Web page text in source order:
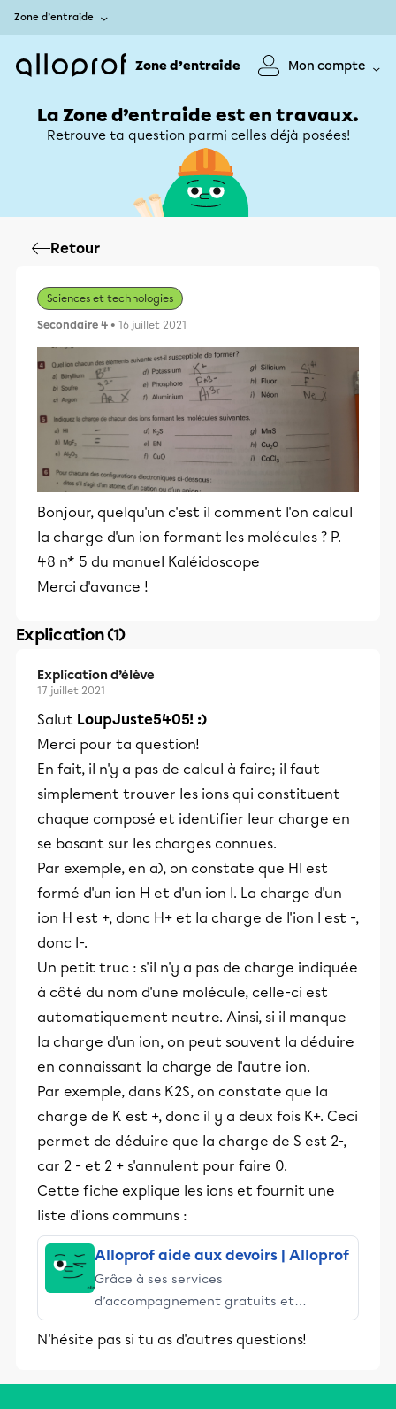
Zone d’entraide
Zone d’entraide Mon compte
La Zone d’entraide est en travaux.
Retrouve ta question parmi celles déjà posées!
Retour
Sciences et technologies
Secondaire 4 • 16 juillet 2021
Bonjour, quelqu'un c'est il comment l'on calcul
la charge d'un ion formant les molécules ? P.
48 n* 5 du manuel Kaléidoscope
Merci d'avance !
Explication (1)
Explication d’élève
17 juillet 2021
Salut LoupJuste5405! :)
Merci pour ta question!
En fait, il n'y a pas de calcul à faire; il faut
simplement trouver les ions qui constituent
chaque composé et identifier leur charge en
se basant sur les charges connues.
Par exemple, en a), on constate que HI est
formé d'un ion H et d'un ion I. La charge d'un
ion H est +, donc H+ et la charge de l'ion I est -,
donc I-.
Un petit truc : s'il n'y a pas de charge indiquée
à côté du nom d'une molécule, celle-ci est
automatiquement neutre. Ainsi, si il manque
la charge d'un ion, on peut souvent la déduire
en connaissant la charge de l'autre ion.
Par exemple, dans K2S, on constate que la
charge de K est +, donc il y a deux fois K+. Ceci
permet de déduire que la charge de S est 2-,
car 2 - et 2 + s'annulent pour faire 0.
Cette fiche explique les ions et fournit une
liste d'ions communs :
Alloprof aide aux devoirs | Alloprof
Grâce à ses services
d’accompagnement gratuits et
stimulants, Alloprof engage les élèves
et leurs parents dans la réussite
N'hésite pas si tu as d'autres questions!